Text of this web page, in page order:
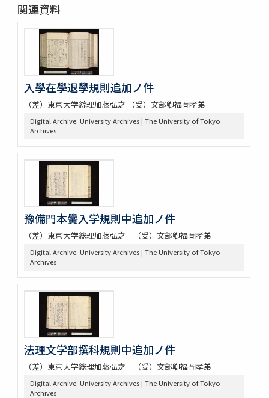
関連資料
入學在學退學規則追加ノ件
（差）東京大学綜理加藤弘之 （受）文部卿福岡孝弟
Digital Archive. University Archives | The University of Tokyo
Archives
豫備門本黌入学規則中追加ノ件
（差）東京大学総理加藤弘之 （受）文部卿福岡孝弟
Digital Archive. University Archives | The University of Tokyo
Archives
法理文学部撰科規則中追加ノ件
（差）東京大学総理加藤弘之 （受）文部卿福岡孝弟
Digital Archive. University Archives | The University of Tokyo
Archives